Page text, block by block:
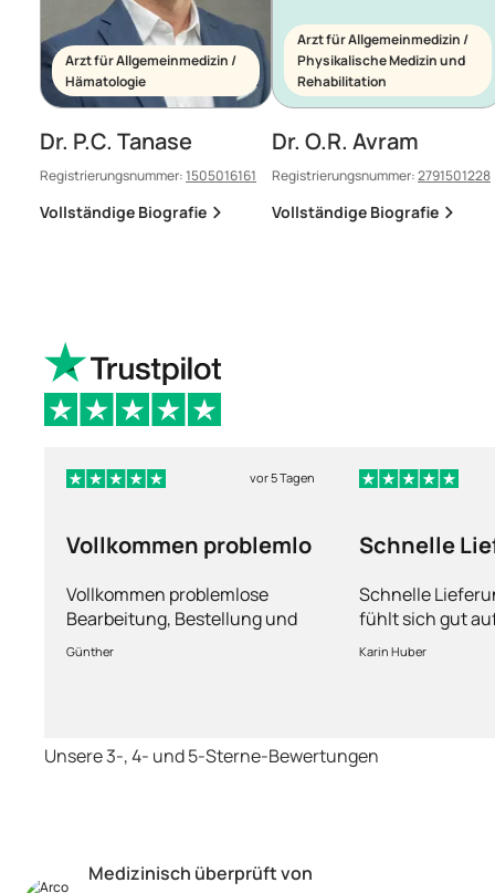
Medizinisch überprüft von
Arzt für Allgemeinmedizin /
Hämatologie
Dr. P.C. Tanase
Registrierungsnummer:1505016161
Vollständige Biografie
Arzt für Allgemeinmedizin /
Physikalische Medizin und
Rehabilitation
Dr. O.R. Avram
Registrierungsnummer:2791501228
Vollständige Biografie
vor 5 Tagen
Vollkommen problemlo
Vollkommen problemlose
Bearbeitung, Bestellung und
Lieferung
Günther
Schnelle
Schnelle
fühlt sich gut
Fragen kann
Karin Huber
Unsere 3-, 4- und 5-Sterne-Bewertungen